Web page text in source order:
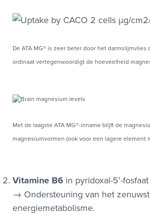
De ATA MG® is zeer beter door het
ordinaat vertegenwoordigt de hoeveelheid
Met de laagste ATA MG®-inname blijft de
magnesiumvormen (ook voor een lagere
Vitamine B6 in pyridoxal-5'-
→ Ondersteuning van het
energiemetabolisme.